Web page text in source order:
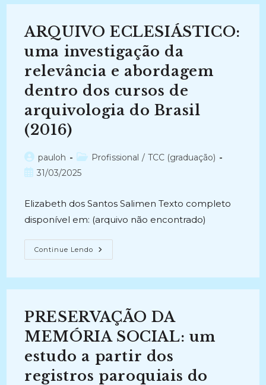
Produção,
Custódia
De
Documentos
(2013-
2016)
ARQUIVO ECLESIÁSTICO:
uma investigação da
relevância e abordagem
dentro dos cursos de
arquivologia do Brasil
(2016)
Autor
do
pauloh
Categoria
do
Profissional / TCC (graduação)
Post31/03/2025
Elizabeth dos Santos Salimen Texto completo
disponível em: (arquivo não encontrado)
Continue Lendo ARQUIVO
ECLESIÁSTICO:
Relevância
Abordagem
Dentro
Dos
Cursos
De
Arquivologia
Do
Brasil
(2016)
PRESERVAÇÃO DA
MEMÓRIA SOCIAL: um
estudo a partir dos
registros paroquiais do